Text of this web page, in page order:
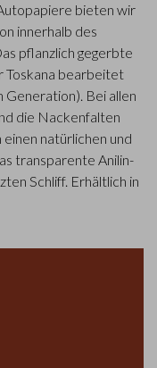
bieten wir
innerhalb des
pflanzlich gegerbte
Toskana bearbeitet
Bei allen
die Nackenfalten
natürlichen und
transparente Anilin-
Schliff. Erhältlich in